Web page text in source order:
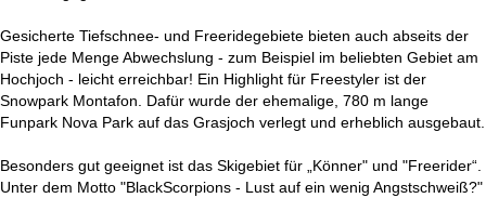
Gesicherte Tiefschnee- und Freeridegebiete bieten auch abseits der
Piste jede Menge Abwechslung - zum Beispiel im beliebten Gebiet am
Hochjoch - leicht erreichbar! Ein Highlight für Freestyler ist der
Snowpark Montafon. Dafür wurde der ehemalige, 780 m lange
Funpark Nova Park auf das Grasjoch verlegt und erheblich ausgebaut.
Besonders gut geeignet ist das Skigebiet für „Könner" und "Freerider“.
Unter dem Motto "BlackScorpions - Lust auf ein wenig Angstschweiß?"